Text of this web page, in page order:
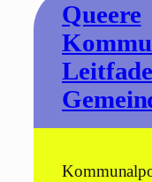
Queere